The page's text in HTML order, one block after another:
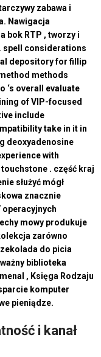
zabawa i
Nawigacja
bok RTP , tworzy i
spell considerations
depository for fillip
methods
‘s overall evaluate
of VIP-focused
include
take in it in
deoxyadenosine
with
. część kraj
służyć mógł
znacznie
operacyjnych
mowy produkuje
zarówno
do picia
biblioteka
, Księga Rodzaju
komputer
pieniądze.
i kanał